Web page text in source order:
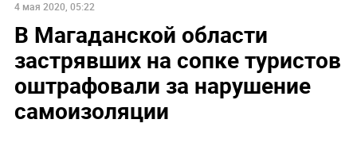
4 мая 2020, 05:22
В Магаданской области
застрявших на сопке туристов
оштрафовали за нарушение
самоизоляции